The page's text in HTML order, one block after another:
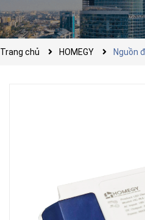
Trang chủ HOMEGY Nguồn